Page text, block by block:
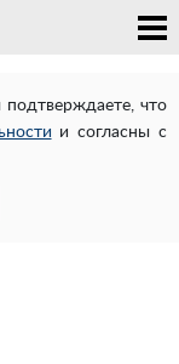
что
и согласны с